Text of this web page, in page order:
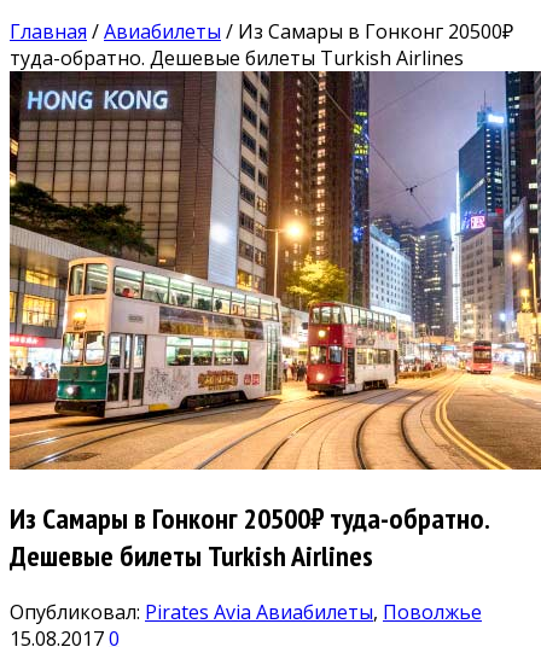
Главная /Авиабилеты / Из Самары в Гонконг 20500₽
туда-обратно. Дешевые билеты Turkish Airlines
Из Самары в Гонконг 20500₽ туда-обратно.
Дешевые билеты Turkish Airlines
Опубликовал: Pirates Avia Авиабилеты, Поволжье
15.08.20170